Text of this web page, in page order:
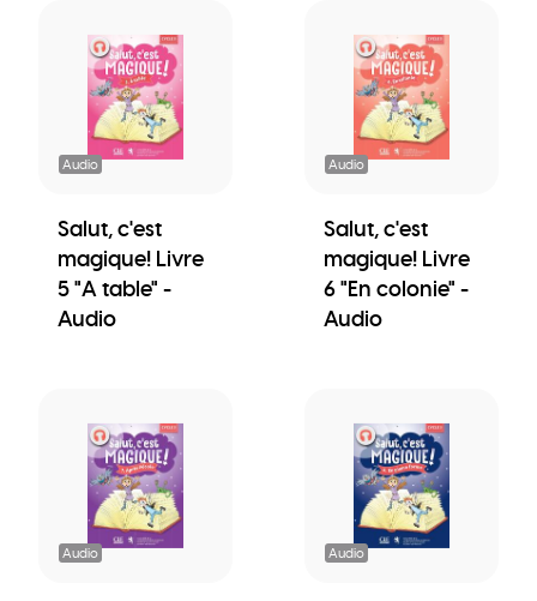
Audio
Salut, c'est
magique! Livre
5 "A table" -
Audio
Audio
Salut, c'est
magique! Livre
6 "En colonie" -
Audio
Audio Audio